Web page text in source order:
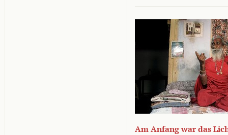
Am Anfang war das